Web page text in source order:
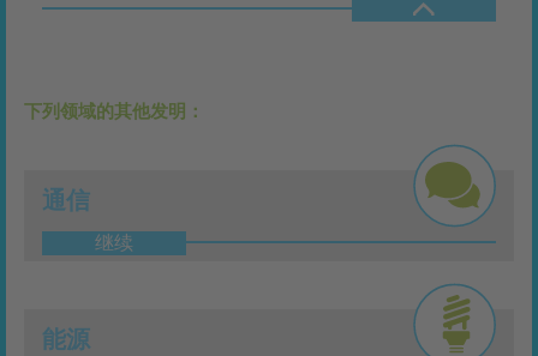
下列领域的其他发明：
通信
继续
能源